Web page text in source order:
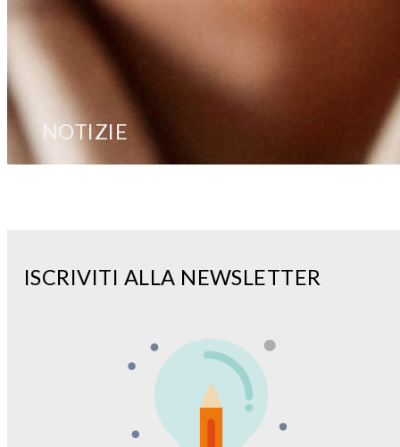
NOTIZIE
ISCRIVITI ALLA NEWSLETTER